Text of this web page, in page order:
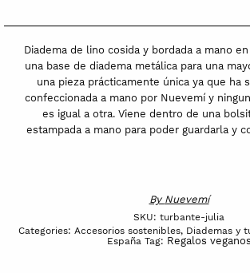
Diadema de lino cosida y bordada a mano
una base de diadema metálica para una
una pieza prácticamente única ya que ha
confeccionada a mano por Nuevemí y
es igual a otra. Viene dentro de una
estampada a mano para poder guardarla y
By Nuevemí
SKU: turbante-julia
Categories: Accesorios sostenibles, Diademas y
España Tag: Regalos veganos